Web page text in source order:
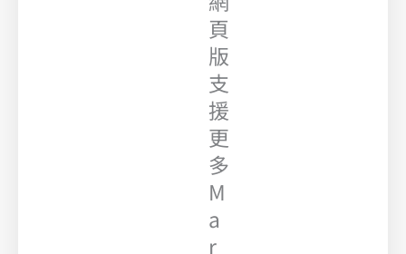
頁
版
支
援
更
多
M
a
r